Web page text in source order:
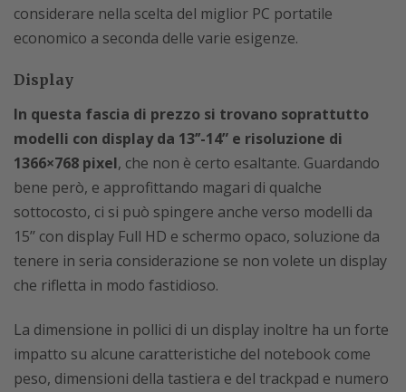
considerare nella scelta del miglior PC portatile
economico a seconda delle varie esigenze.
Display
In questa fascia di prezzo si trovano soprattutto
modelli con display da 13’’-14” e risoluzione di
1366×768 pixel, che non è certo esaltante. Guardando
bene però, e approfittando magari di qualche
sottocosto, ci si può spingere anche verso modelli da
15’’ con display Full HD e schermo opaco, soluzione da
tenere in seria considerazione se non volete un display
che rifletta in modo fastidioso.
La dimensione in pollici di un display inoltre ha un forte
impatto su alcune caratteristiche del notebook come
peso, dimensioni della tastiera e del trackpad e numero